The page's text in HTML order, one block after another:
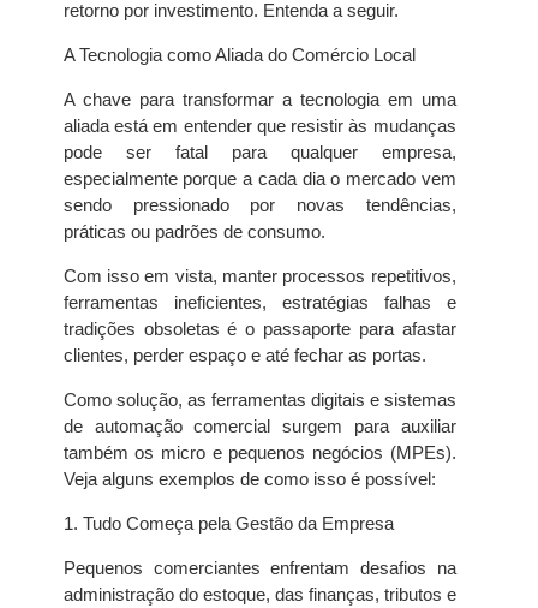
retorno por investimento. Entenda a seguir.
A Tecnologia como Aliada do Comércio Local
A chave para transformar a tecnologia em uma
aliada está em entender que resistir às mudanças
pode ser fatal para qualquer empresa,
especialmente porque a cada dia o mercado vem
sendo pressionado por novas tendências,
práticas ou padrões de consumo.
Com isso em vista, manter processos repetitivos,
ferramentas ineficientes, estratégias falhas e
tradições obsoletas é o passaporte para afastar
clientes, perder espaço e até fechar as portas.
Como solução, as ferramentas digitais e sistemas
de automação comercial surgem para auxiliar
também os micro e pequenos negócios (MPEs).
Veja alguns exemplos de como isso é possível:
1. Tudo Começa pela Gestão da Empresa
Pequenos comerciantes enfrentam desafios na
administração do estoque, das finanças, tributos e